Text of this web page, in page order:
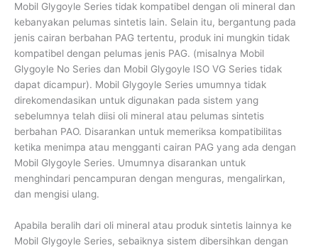
Mobil Glygoyle Series tidak kompatibel dengan oli mineral dan
kebanyakan pelumas sintetis lain. Selain itu, bergantung pada
jenis cairan berbahan PAG tertentu, produk ini mungkin tidak
kompatibel dengan pelumas jenis PAG. (misalnya Mobil
Glygoyle No Series dan Mobil Glygoyle ISO VG Series tidak
dapat dicampur). Mobil Glygoyle Series umumnya tidak
direkomendasikan untuk digunakan pada sistem yang
sebelumnya telah diisi oli mineral atau pelumas sintetis
berbahan PAO. Disarankan untuk memeriksa kompatibilitas
ketika menimpa atau mengganti cairan PAG yang ada dengan
Mobil Glygoyle Series. Umumnya disarankan untuk
menghindari pencampuran dengan menguras, mengalirkan,
dan mengisi ulang.
Apabila beralih dari oli mineral atau produk sintetis lainnya ke
Mobil Glygoyle Series, sebaiknya sistem dibersihkan dengan